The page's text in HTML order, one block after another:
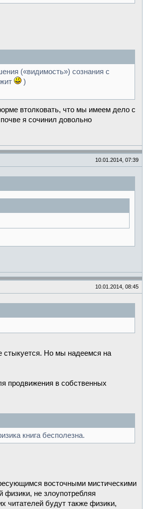
(«видимость») сознания с
)
втолковать, что мы имеем дело с
я сочинил довольно
10.01.2014, 07:39
10.01.2014, 08:45
стыкуется. Но мы надеемся на
продвижения в собственных
книга бесполезна.
восточными мистическими
физики, не злоупотребляя
читателей будут также физики,